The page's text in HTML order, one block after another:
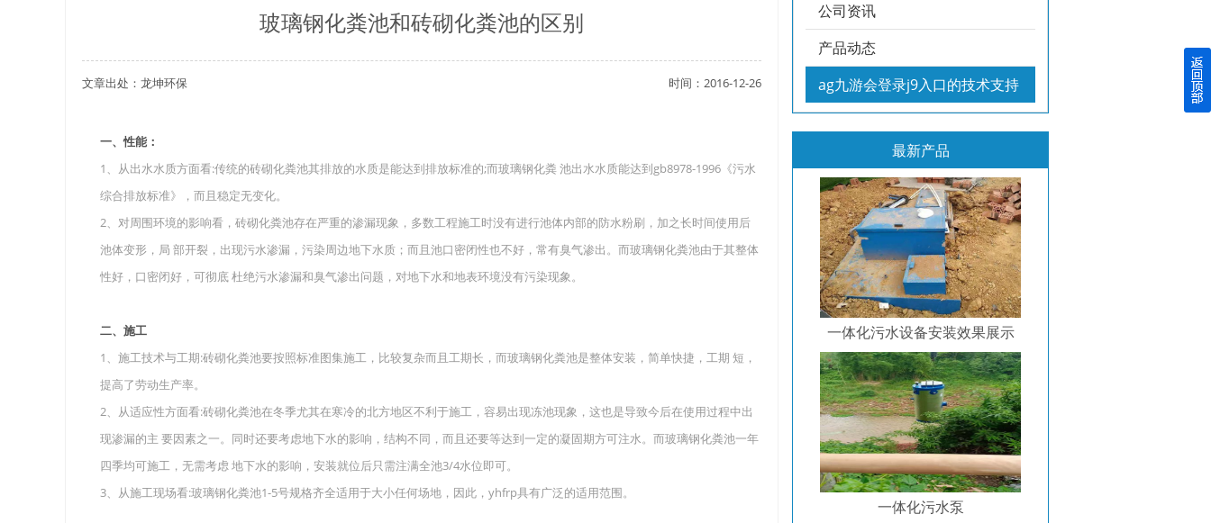
四川玻璃钢化粪池逐渐取代传统玻璃钢化粪池的这几点原因你都记住了吗？
关于重庆玻璃钢化粪池的这些基础知识你都记住了吗？
在安装绵阳玻璃钢化粪池时可能遇到这些难题
使用成都玻璃钢化粪池的七大好处你都记住了吗？
玻璃钢化粪池和砖砌化粪池的区别
文章出处：龙坤环保 时间：2016-12-26
一、性能：
1、从出水水质方面看:传统的砖砌化粪池其排放的水质是能达到排放标准的;而玻璃钢化粪 池出水水质能达到gb8978-1996《污水
综合排放标准》，而且稳定无变化。
2、对周围环境的影响看，砖砌化粪池存在严重的渗漏现象，多数工程施工时没有进行池体内部的防水粉刷，加之长时间使用后
池体变形，局 部开裂，出现污水渗漏，污染周边地下水质；而且池口密闭性也不好，常有臭气渗出。而玻璃钢化粪池由于其整体
性好，口密闭好，可彻底 杜绝污水渗漏和臭气渗出问题，对地下水和地表环境没有污染现象。
二、施工
1、施工技术与工期:砖砌化粪池要按照标准图集施工，比较复杂而且工期长，而玻璃钢化粪池是整体安装，简单快捷，工期 短，
提高了劳动生产率。
2、从适应性方面看:砖砌化粪池在冬季尤其在寒冷的北方地区不利于施工，容易出现冻池现象，这也是导致今后在使用过程中出
现渗漏的主 要因素之一。同时还要考虑地下水的影响，结构不同，而且还要等达到一定的凝固期方可注水。而玻璃钢化粪池一年
四季均可施工，无需考虑 地下水的影响，安装就位后只需注满全池3/4水位即可。
3、从施工现场看:玻璃钢化粪池1-5号规格齐全适用于大小任何场地，因此，yhfrp具有广泛的适用范围。
公司资讯
产品动态
ag九游会登录j9入口的技术支持
最新产品
一体化污水设备安装效果展示
一体化污水泵